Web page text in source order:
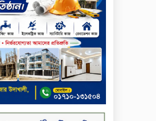
ব্যাংকের নির্বাহী
কমিটির চেয়ারম্যান হলেন
হক
শেষ কার্যদিবসে
তালিকায় শীর্ষে উঠে
শার্প ইন্ডাস্ট্রিজ
সপ্তাহের শেষ কার্যদিবসে
শীর্ষে সেনা ইন্স্যুরেন্স